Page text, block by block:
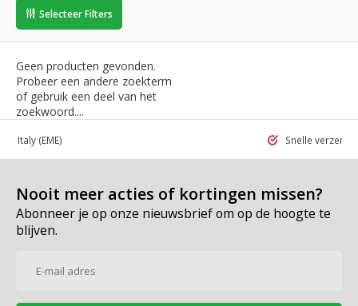
Selecteer Filters
Geen producten gevonden.
Probeer een andere zoekterm
of gebruik een deel van het
zoekwoord....
in Italy (EME) Snelle
Nooit meer acties of kortingen missen?
Abonneer je op onze nieuwsbrief om op de hoogte te
blijven.